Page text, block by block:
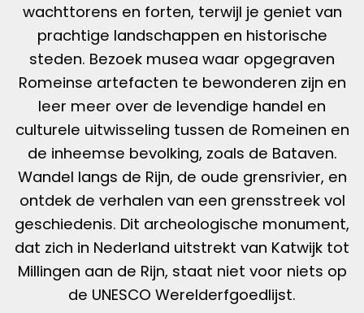
wachttorens en forten, terwijl je geniet van
prachtige landschappen en historische
steden. Bezoek musea waar opgegraven
Romeinse artefacten te bewonderen zijn en
leer meer over de levendige handel en
culturele uitwisseling tussen de Romeinen en
de inheemse bevolking, zoals de Bataven.
Wandel langs de Rijn, de oude grensrivier, en
ontdek de verhalen van een grensstreek vol
geschiedenis. Dit archeologische monument,
dat zich in Nederland uitstrekt van Katwijk tot
Millingen aan de Rijn, staat niet voor niets op
de UNESCO Werelderfgoedlijst.